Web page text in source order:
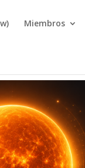
Miembros